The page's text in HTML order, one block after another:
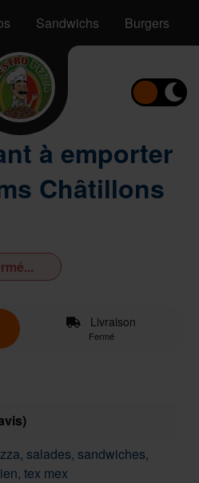
Sandwichs Burgers
à emporter
Châtillons
Livraison
Fermé
salades, sandwiches,
tex mex